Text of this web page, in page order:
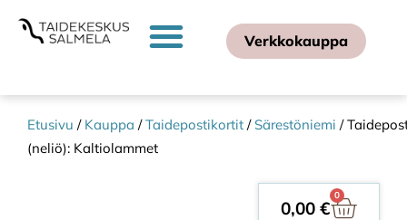
Verkkokauppa
Etusivu / Kauppa /Taidepostikortit / Särestöniemi /
(neliö): Kaltiolammet
0,00 €
0